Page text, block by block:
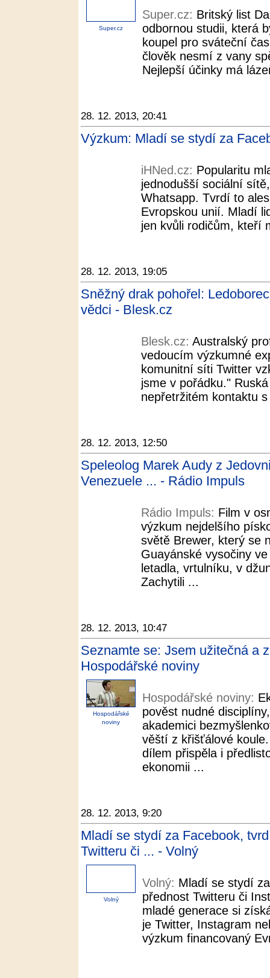
Super.cz
Super.cz: Britský list
odbornou studii, která
koupel pro sváteční
člověk nesmí z vany
Nejlepší účinky má
28. 12. 2013, 20:41
Výzkum: Mladí se stydí za
iHNed.cz: Popularitu
jednodušší sociální
Whatsapp. Tvrdí to
Evropskou unií. Mladí
jen kvůli rodičům, kteří
28. 12. 2013, 19:05
Sněžný drak pohořel:
vědci - Blesk.cz
Blesk.cz: Australský
vedoucím výzkumné
komunitní síti Twitter
jsme v pořádku."
nepřetržitém kontaktu
28. 12. 2013, 12:50
Speleolog Marek Audy z
Venezuele ... - Rádio Impuls
Rádio Impuls: Film v
výzkum nejdelšího
světě Brewer, který se
Guayánské vysočiny
letadla, vrtulníku, v
Zachytili ...
28. 12. 2013, 10:47
Seznamte se: Jsem užitečná a
Hospodářské noviny
Hospodářské
noviny
Hospodářské noviny:
pověst nudné
akademici
věští z křišťálové
dílem přispěla i
ekonomii ...
28. 12. 2013, 9:20
Mladí se stydí za Facebook,
Twitteru či ... - Volný
Volný
Volný: Mladí se stydí
přednost Twitteru či
mladé generace si
je Twitter, Instagram
výzkum financovaný